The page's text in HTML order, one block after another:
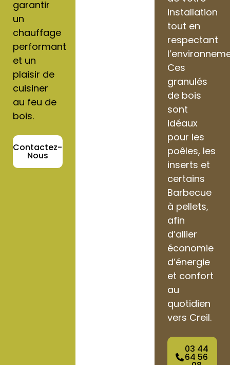
garantir
un
chauffage
performant
et un
plaisir de
cuisiner
au feu de
bois.
Contactez-
Nous
installation
tout en
respectant
Ces
granulés
de bois
sont
idéaux
pour les
poêles, les
inserts et
certains
Barbecue
à pellets,
afin
d’allier
économie
d’énergie
et confort
au
quotidien
vers Creil.
03 44
64 56